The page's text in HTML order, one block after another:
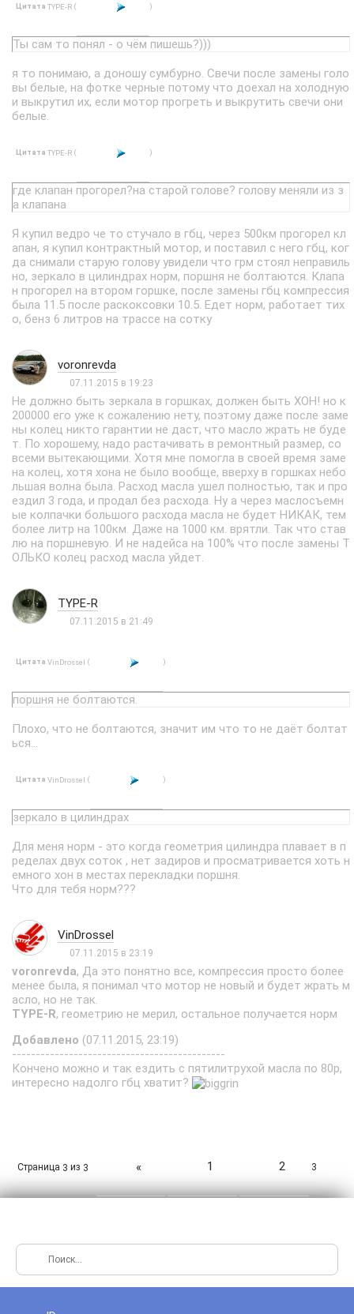
Цитата TYPE-R ( )
Ты сам то понял - о чём пишешь?)))
я то понимаю, а доношу сумбурно. Свечи после замены голо
вы белые, на фотке черные потому что доехал на холодную
и выкрутил их, если мотор прогреть и выкрутить свечи они
белые.
Цитата TYPE-R ( )
где клапан прогорел?на старой голове? голову меняли из з
а клапана
Я купил ведро че то стучало в гбц, через 500км прогорел кл
апан, я купил контрактный мотор, и поставил с него гбц, ког
да снимали старую голову увидели что грм стоял неправиль
но, зеркало в цилиндрах норм, поршня не болтаются. Клапа
н прогорел на втором горшке, после замены гбц компрессия
была 11.5 после раскоксовки 10.5. Едет норм, работает тих
о, бенз 6 литров на трассе на сотку
voronrevda
07.11.2015 в 19:23
Не должно быть зеркала в горшках, должен быть ХОН! но к
200000 его уже к сожалению нету, поэтому даже после заме
ны колец никто гарантии не даст, что масло жрать не буде
т. По хорошему, надо растачивать в ремонтный размер, со
всеми вытекающими. Хотя мне помогла в своей время заме
на колец, хотя хона не было вообще, вверху в горшках небо
льшая волна была. Расход масла ушел полностью, так и про
ездил 3 года, и продал без расхода. Ну а через маслосъемн
ые колпачки большого расхода масла не будет НИКАК, тем
более литр на 100км. Даже на 1000 км. врятли. Так что став
лю на поршневую. И не надейса на 100% что после замены Т
ОЛЬКО колец расход масла уйдет.
TYPE-R
07.11.2015 в 21:49
Цитата VinDrossel ( )
поршня не болтаются.
Плохо, что не болтаются, значит им что то не даёт болтат
ься...
Цитата VinDrossel ( )
зеркало в цилиндрах
Для меня норм - это когда геометрия цилиндра плавает в п
ределах двух соток , нет задиров и просматривается хоть н
емного хон в местах перекладки поршня.
Что для тебя норм???
VinDrossel
07.11.2015 в 23:19
voronrevda, Да это понятно все, компрессия просто более
менее была, я понимал что мотор не новый и будет жрать м
асло, но не так.
TYPE-R, геометрию не мерил, остальное получается норм
Добавлено (07.11.2015, 23:19)
---------------------------------------------
Кончено можно и так ездить с пятилитрухой масла по 80р,
интересно надолго гбц хватит?
Страница 3 из 3 « 1 2 3